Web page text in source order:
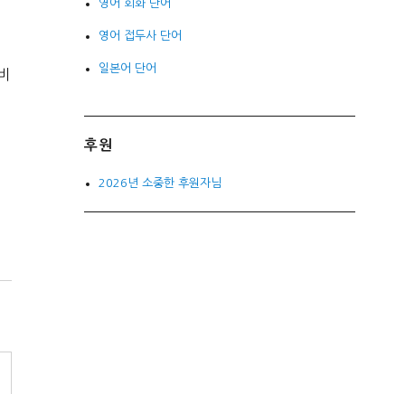
영어 회화 단어
영어 접두사 단어
일본어 단어
후원
2026년 소중한 후원자님